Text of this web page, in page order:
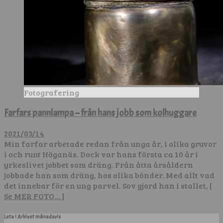
Fotografering
Farfars pannlampa – från hans jobb som kolhuggare
2021/03/14
Min farfar arbetade redan från unga år, i olika gruvor
i och runt Höganäs. Dock var hans första ca 10 år i
yrkeslivet jobbet som dräng. Från åtta årsåldern
jobbade han som dräng, hos olika bönder. Med allt vad
det innebar för en ung parvel. Sov gjord han i stallet, [
Se MER FOTO… ]
Leta i Arkivet månadsvis